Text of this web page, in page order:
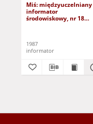
Miś: międzyuczelniany
informator
środowiskowy, nr 18
1987
informator